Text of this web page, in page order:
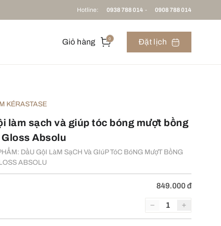
Hotline: 0938 788 014 - 0908 788 014
Giỏ hàng 0 Đặt lịch
KÉRASTASE
làm sạch và giúp tóc bóng mượt bồng
Gloss Absolu
DầU GộI LàM SạCH Và GIúP TóC BóNG MượT BồNG
ABSOLU
849.000 đ